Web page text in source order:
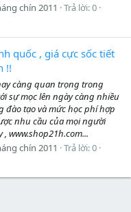
chín 2011
Trả lời: 0
quốc , giá cực sốc tiết
!!
càng quan trọng trong
sự mọc lên ngày càng nhiều
tạo và mức học phí hợp
nhu cầu của mọi người
www.shop21h.com...
chín 2011
Trả lời: 0